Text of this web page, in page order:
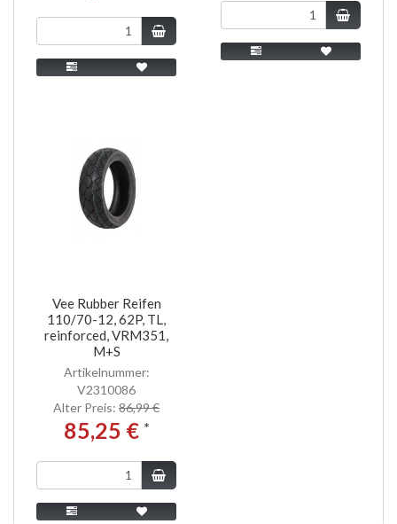
Vee Rubber Reifen
110/70-12, 62P, TL,
reinforced, VRM351,
M+S
Artikelnummer:
V2310086
Alter Preis: 86,99 €
85,25 € *